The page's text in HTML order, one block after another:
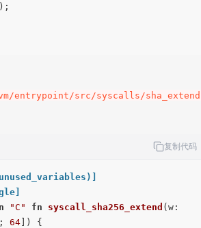
entrypoint/src/syscalls/
复制代码
"C" fn syscall_sha256_extend (w:
; 64]) {